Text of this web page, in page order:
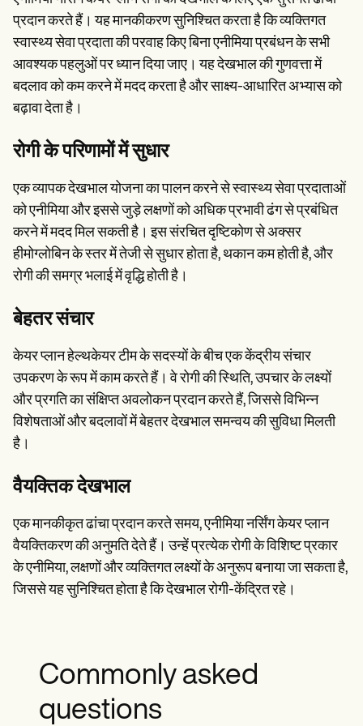
प्रदान करते हैं। यह मानकीकरण सुनिश्चित करता है कि व्यक्तिगत
स्वास्थ्य सेवा प्रदाता की परवाह किए बिना एनीमिया प्रबंधन के सभी
आवश्यक पहलुओं पर ध्यान दिया जाए। यह देखभाल की गुणवत्ता में
बदलाव को कम करने में मदद करता है और साक्ष्य-आधारित अभ्यास को
बढ़ावा देता है।
रोगी के परिणामों में सुधार
एक व्यापक देखभाल योजना का पालन करने से स्वास्थ्य सेवा प्रदाताओं
को एनीमिया और इससे जुड़े लक्षणों को अधिक प्रभावी ढंग से प्रबंधित
करने में मदद मिल सकती है। इस संरचित दृष्टिकोण से अक्सर
हीमोग्लोबिन के स्तर में तेजी से सुधार होता है, थकान कम होती है, और
रोगी की समग्र भलाई में वृद्धि होती है।
बेहतर संचार
केयर प्लान हेल्थकेयर टीम के सदस्यों के बीच एक केंद्रीय संचार
उपकरण के रूप में काम करते हैं। वे रोगी की स्थिति, उपचार के लक्ष्यों
और प्रगति का संक्षिप्त अवलोकन प्रदान करते हैं, जिससे विभिन्न
विशेषताओं और बदलावों में बेहतर देखभाल समन्वय की सुविधा मिलती
है।
वैयक्तिक देखभाल
एक मानकीकृत ढांचा प्रदान करते समय, एनीमिया नर्सिंग केयर प्लान
वैयक्तिकरण की अनुमति देते हैं। उन्हें प्रत्येक रोगी के विशिष्ट प्रकार
के एनीमिया, लक्षणों और व्यक्तिगत लक्ष्यों के अनुरूप बनाया जा सकता है,
जिससे यह सुनिश्चित होता है कि देखभाल रोगी-केंद्रित रहे।
Commonly asked
questions